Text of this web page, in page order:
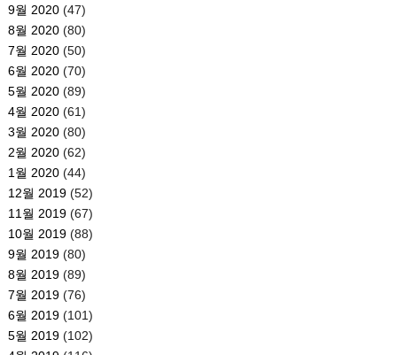
9월 2020(47)
8월 2020(80)
7월 2020(50)
6월 2020(70)
5월 2020(89)
4월 2020(61)
3월 2020(80)
2월 2020(62)
1월 2020(44)
12월 2019(52)
11월 2019(67)
10월 2019(88)
9월 2019(80)
8월 2019(89)
7월 2019(76)
6월 2019(101)
5월 2019(102)